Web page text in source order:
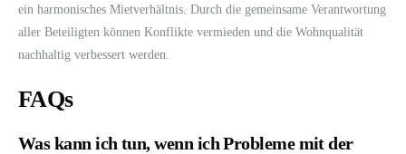
ein harmonisches Mietverhältnis. Durch die gemeinsame Verantwortung
aller Beteiligten können Konflikte vermieden und die Wohnqualität
nachhaltig verbessert werden.
FAQs
Was kann ich tun, wenn ich Probleme mit der